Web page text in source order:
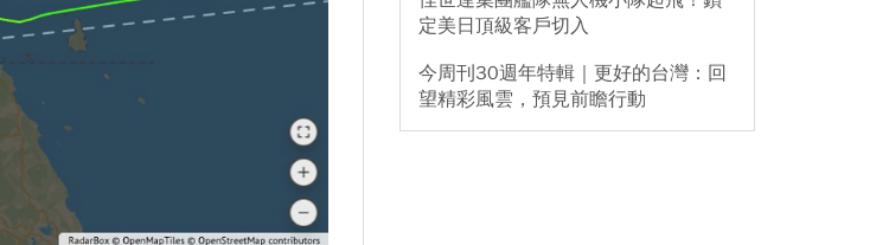
定美日頂級客戶切入
今周刊30週年特輯｜更好的台灣：回
望精彩風雲，預見前瞻行動